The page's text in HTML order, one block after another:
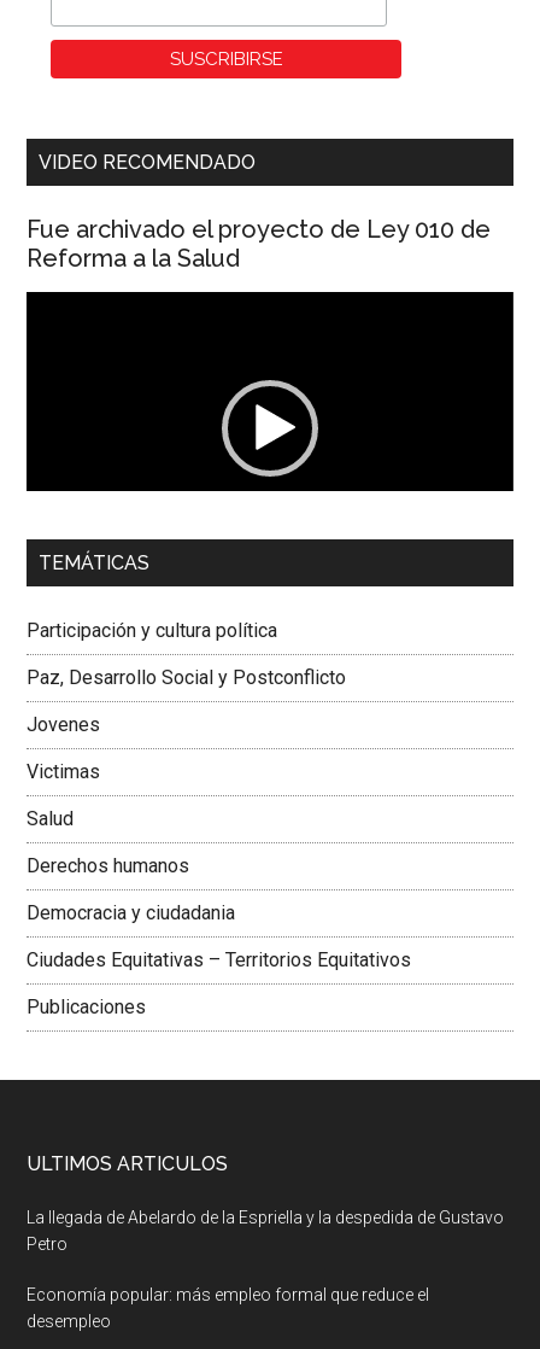
VIDEO RECOMENDADO
Fue archivado el proyecto de Ley 010 de
Reforma a la Salud
00:00 01:04
Dra. Carolina Corcho Mejía,Presidenta Corporación
Colombiana
TEMÁTICAS
Participación y cultura política
Paz, Desarrollo Social y Postconflicto
Jovenes
Victimas
Salud
Derechos humanos
Democracia y ciudadania
Ciudades Equitativas – Territorios Equitativos
Publicaciones
ULTIMOS ARTICULOS
La llegada de Abelardo de la Espriella y la despedida de Gustavo
Petro
Economía popular: más empleo formal que reduce el
desempleo